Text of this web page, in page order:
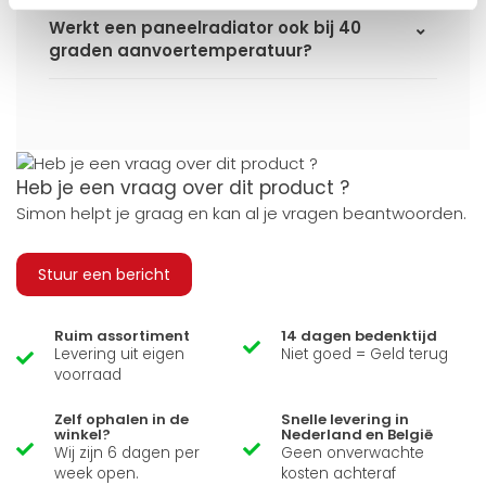
Werkt een paneelradiator ook bij 40
graden aanvoertemperatuur?
Heb je een vraag over dit product ?
Simon helpt je graag en kan al je vragen beantwoorden.
Stuur een bericht
Ruim assortiment
Levering uit eigen
voorraad
14 dagen bedenktijd
Niet goed = Geld terug
Zelf ophalen in de
winkel?
Wij zijn 6 dagen per
week open.
Snelle levering in
Nederland en België
Geen onverwachte
kosten achteraf